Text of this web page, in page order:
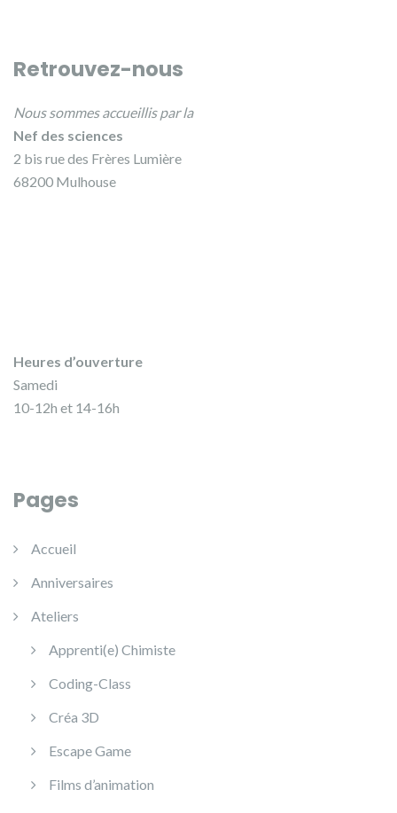
Retrouvez-nous
Nous sommes accueillis par la
Nef des sciences
2 bis rue des Frères Lumière
68200 Mulhouse
Heures d’ouverture
Samedi
10-12h et 14-16h
Pages
Accueil
Anniversaires
Ateliers
Apprenti(e) Chimiste
Coding-Class
Créa 3D
Escape Game
Films d’animation